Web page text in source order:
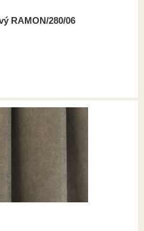
RAMON/280/06